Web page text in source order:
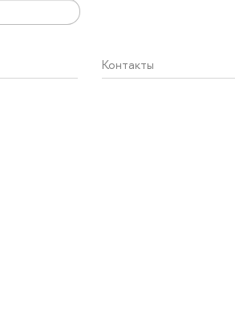
Контакты